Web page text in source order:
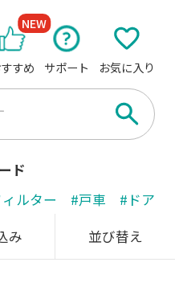
すめ
NEW
サポート お気に入り
ド
ルター #戸車
#ドアノ
み 並び替え